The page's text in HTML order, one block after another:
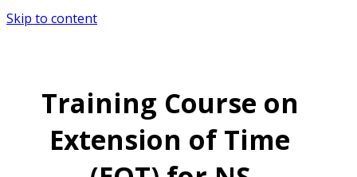
Skip to content
Training Course on
Extension of Time